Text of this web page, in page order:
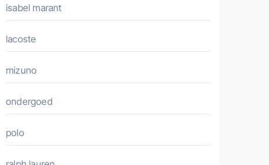
isabel marant
lacoste
mizuno
ondergoed
polo